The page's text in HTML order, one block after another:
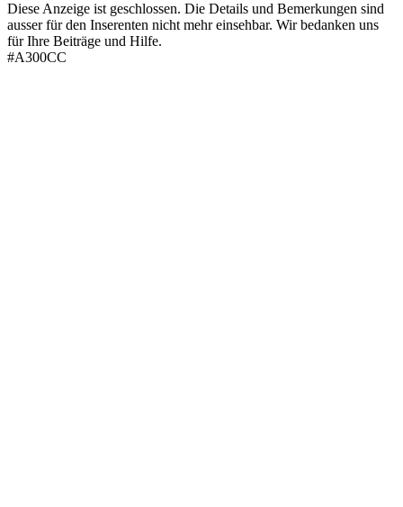
Diese Anzeige ist geschlossen. Die Details und Bemerkungen sind
ausser für den Inserenten nicht mehr einsehbar. Wir bedanken uns
für Ihre Beiträge und Hilfe.
#A300CC